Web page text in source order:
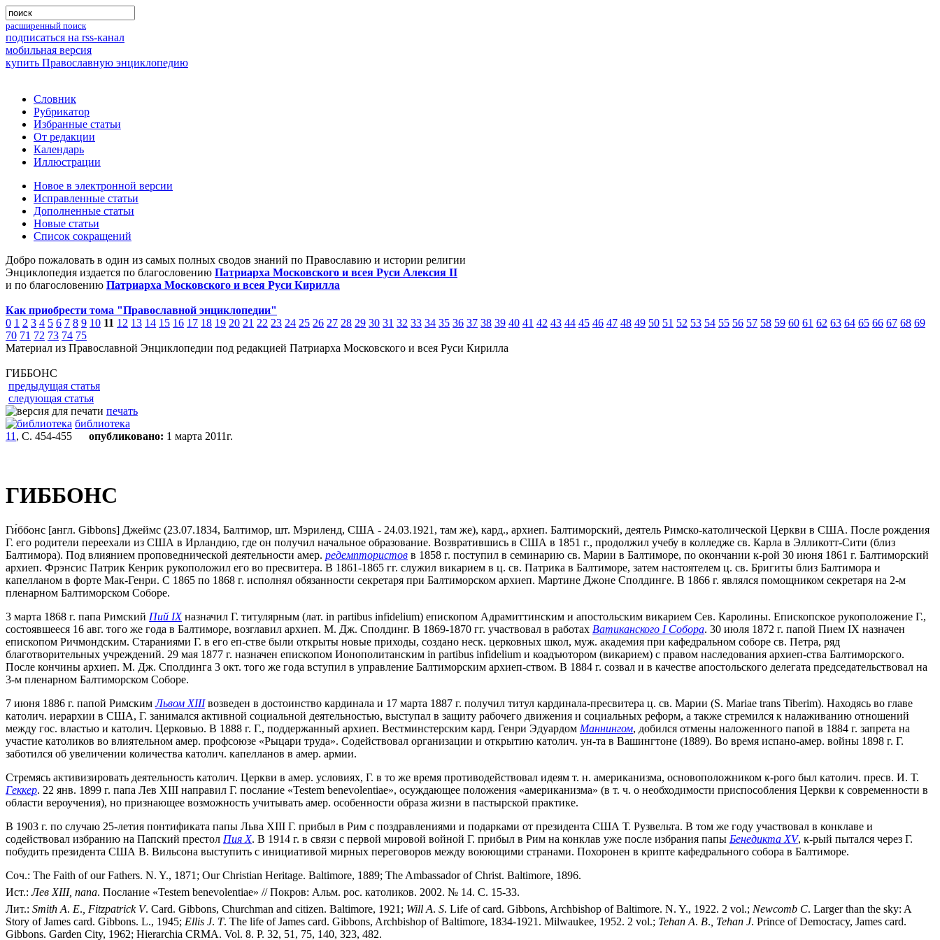
расширенный поиск
подписаться на rss-канал
мобильная версия
купить Православную энциклопедию
Словник
Рубрикатор
Избранные статьи
От редакции
Календарь
Иллюстрации
Новое в электронной версии
Исправленные статьи
Дополненные статьи
Новые статьи
Список сокращений
Добро пожаловать в один из самых полных сводов знаний по Православию и истории религии
Энциклопедия издается по благословению Патриарха Московского и всея Руси Алексия II
и по благословению Патриарха Московского и всея Руси Кирилла
Как приобрести тома "Православной энциклопедии"
0 1 2 3 4 5 6 7 8 9 10 11 12 13 14 15 16 17 18 19 20 21 22 23 24 25 26 27 28 29 30 31 32 33 34 35 36 37 38 39 40 41 42 43 44 45 46 47 48 49 50 51 52 53 54 55 56 57 58 59 60 61 62 63 64 65 66 67 68 69
70 71 72 73 74 75
Материал из Православной Энциклопедии под редакцией Патриарха Московского и всея Руси Кирилла
ГИББОНС
предыдущая статья
следующая статья
печать
библиотека
11 , С. 454-455 опубликовано: 1 марта 2011г.
ГИББОНС
Ги́ббонс [англ. Gibbons] Джеймс (23.07.1834, Балтимор, шт. Мэриленд, США - 24.03.1921, там же), кард., архиеп. Балтиморский, деятель Римско-католической Церкви в США. После рождения
Г. его родители переехали из США в Ирландию, где он получил начальное образование. Возвратившись в США в 1851 г., продолжил учебу в колледже св. Карла в Элликотт-Сити (близ
Балтимора). Под влиянием проповеднической деятельности амер. редемптористов в 1858 г. поступил в семинарию св. Марии в Балтиморе, по окончании к-рой 30 июня 1861 г. Балтиморский
архиеп. Фрэнсис Патрик Кенрик рукоположил его во пресвитера. В 1861-1865 гг. служил викарием в ц. св. Патрика в Балтиморе, затем настоятелем ц. св. Бригиты близ Балтимора и
капелланом в форте Мак-Генри. С 1865 по 1868 г. исполнял обязанности секретаря при Балтиморском архиеп. Мартине Джоне Сполдинге. В 1866 г. являлся помощником секретаря на 2-м
пленарном Балтиморском Соборе.
3 марта 1868 г. папа Римский Пий IXназначил Г. титулярным (лат. in partibus infidelium) епископом Адрамиттинским и апостольским викарием Сев. Каролины. Епископское рукоположение Г.,
состоявшееся 16 авг. того же года в Балтиморе, возглавил архиеп. М. Дж. Сполдинг. В 1869-1870 гг. участвовал в работах Ватиканского I Собора. 30 июля 1872 г. папой Пием IX назначен
епископом Ричмондским. Стараниями Г. в его еп-стве были открыты новые приходы, создано неск. церковных школ, муж. академия при кафедральном соборе св. Петра, ряд
благотворительных учреждений. 29 мая 1877 г. назначен епископом Ионополитанским in partibus infidelium и коадъютором (викарием) с правом наследования архиеп-ства Балтиморского.
После кончины архиеп. М. Дж. Сполдинга 3 окт. того же года вступил в управление Балтиморским архиеп-ством. В 1884 г. созвал и в качестве апостольского делегата председательствовал на
3-м пленарном Балтиморском Соборе.
7 июня 1886 г. папой РимскимЛьвом XIIIвозведен в достоинство кардинала и 17 марта 1887 г. получил титул кардинала-пресвитера ц. св. Марии (S. Mariae trans Tiberim). Находясь во главе
католич. иерархии в США, Г. занимался активной социальной деятельностью, выступал в защиту рабочего движения и социальных реформ, а также стремился к налаживанию отношений
между гос. властью и католич. Церковью. В 1888 г. Г., поддержанный архиеп. Вестминстерским кард. Генри Эдуардом Маннингом, добился отмены наложенного папой в 1884 г. запрета на
участие католиков во влиятельном амер. профсоюзе «Рыцари труда». Содействовал организации и открытию католич. ун-та в Вашингтоне (1889). Во время испано-амер. войны 1898 г. Г.
заботился об увеличении количества католич. капелланов в амер. армии.
Стремясь активизировать деятельность католич. Церкви в амер. условиях, Г. в то же время противодействовал идеям т. н. американизма, основоположником к-рого был католич. пресв. И. Т.
Геккер. 22 янв. 1899 г. папа Лев XIII направил Г. послание «Testem benevolentiae», осуждающее положения «американизма» (в т. ч. о необходимости приспособления Церкви к современности в
области вероучения), но признающее возможность учитывать амер. особенности образа жизни в пастырской практике.
В 1903 г. по случаю 25-летия понтификата папы Льва XIII Г. прибыл в Рим с поздравлениями и подарками от президента США Т. Рузвельта. В том же году участвовал в конклаве и
содействовал избранию на Папский престол Пия X. В 1914 г. в связи с первой мировой войной Г. прибыл в Рим на конклав уже после избрания папы Бенедикта XV, к-рый пытался через Г.
побудить президента США В. Вильсона выступить с инициативой мирных переговоров между воюющими странами. Похоронен в крипте кафедрального собора в Балтиморе.
Соч.: The Faith of our Fathers. N. Y., 1871; Our Christian Heritage. Baltimore, 1889; The Ambassador of Christ. Baltimore, 1896.
Ист.:Лев XIII, папа. Послание «Testem benevolentiae» // Покров: Альм. рос. католиков. 2002. № 14. С. 15-33.
Лит.: Smith A. E. Fitzpatrick V. Card. Gibbons, Churchman and citizen. Baltimore, 1921; Will A. S. Life of card. Gibbons, Archbishop of Baltimore. N. Y., 1922. 2 vol.; Newcomb C. Larger than the sky: A
Story of James card. Gibbons. L., 1945; Ellis J. T. The life of James card. Gibbons, Archbishop of Baltimore, 1834-1921. Milwaukee, 1952. 2 vol.; Tehan A. B. Tehan J. Prince of Democracy, James card.
Gibbons. Garden City, 1962; Hierarchia CRMA. Vol. 8. P. 32, 51, 75, 140, 323, 482.